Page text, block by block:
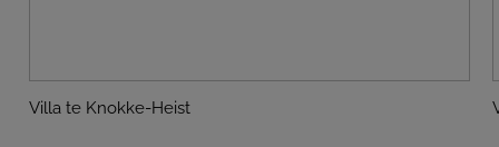
Villa te Knokke-Heist